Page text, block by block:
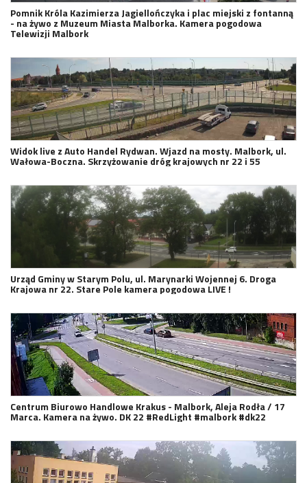
Pomnik Króla Kazimierza Jagiellończyka i plac miejski z fontanną
- na żywo z Muzeum Miasta Malborka. Kamera pogodowa
Telewizji Malbork
Widok live z Auto Handel Rydwan. Wjazd na mosty. Malbork, ul.
Wałowa-Boczna. Skrzyżowanie dróg krajowych nr 22 i 55
Urząd Gminy w Starym Polu, ul. Marynarki Wojennej 6. Droga
Krajowa nr 22. Stare Pole kamera pogodowa LIVE !
Centrum Biurowo Handlowe Krakus - Malbork, Aleja Rodła / 17
Marca. Kamera na żywo. DK 22 #RedLight #malbork #dk22